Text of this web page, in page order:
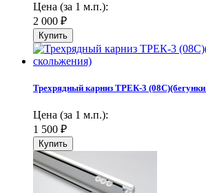
Цена (за 1 м.п.):
2 000 ₽
Трехрядный карниз ТРЕК-3
Цена (за 1 м.п.):
1 500 ₽